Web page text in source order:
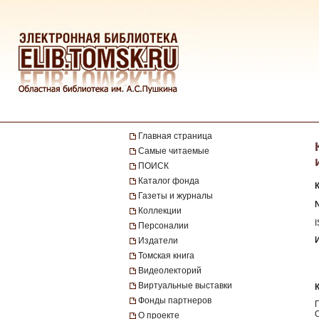
Главная страница
Самые читаемые
ПОИСК
Каталог фонда
Газеты и журналы
Коллекции
Персоналии
Издатели
Томская книга
Видеолекторий
Виртуальные выставки
Фонды партнеров
О проекте